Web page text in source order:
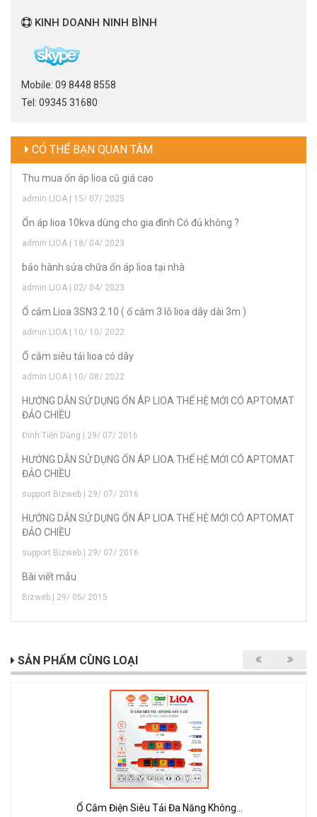
KINH DOANH NINH BÌNH
Mobile: 09 8448 8558
Tel: 09345 31680
CÓ THỂ BẠN QUAN TÂM
Thu mua ổn áp lioa cũ giá cao
admin LIOA | 15/ 07/ 2025
Ổn áp lioa 10kva dùng cho gia đình Có đủ không ?
admin LIOA | 18/ 04/ 2023
bảo hành sửa chữa ổn áp lioa tại nhà
admin LIOA | 02/ 04/ 2023
Ổ cắm Lioa 3SN3.2.10 ( ổ cắm 3 lỗ lioa dây dài 3m )
admin LIOA | 10/ 10/ 2022
Ổ cắm siêu tải lioa có dây
admin LIOA | 10/ 08/ 2022
HƯỚNG DẪN SỬ DỤNG ỔN ÁP LIOA THẾ HỆ MỚI CÓ APTOMAT
ĐẢO CHIỀU
Đinh Tiến Dũng | 29/ 07/ 2016
HƯỚNG DẪN SỬ DỤNG ỔN ÁP LIOA THẾ HỆ MỚI CÓ APTOMAT
ĐẢO CHIỀU
support Bizweb | 29/ 07/ 2016
HƯỚNG DẪN SỬ DỤNG ỔN ÁP LIOA THẾ HỆ MỚI CÓ APTOMAT
ĐẢO CHIỀU
support Bizweb | 29/ 07/ 2016
Bài viết mẫu
Bizweb | 29/ 05/ 2015
SẢN PHẨM CÙNG LOẠI
Ổ Cắm Điện Siêu Tải Đa Năng Không...